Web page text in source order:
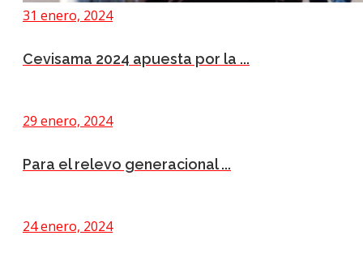
31 enero, 2024
Cevisama 2024 apuesta por la ...
29 enero, 2024
Para el relevo generacional ...
24 enero, 2024